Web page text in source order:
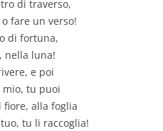
di traverso,
fare un verso!
di fortuna,
nella luna!
e poi
mio, tu puoi
alla foglia
tu li raccoglia!